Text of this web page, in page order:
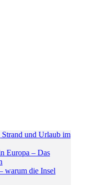
und Urlaub im
Europa – Das
warum die Insel